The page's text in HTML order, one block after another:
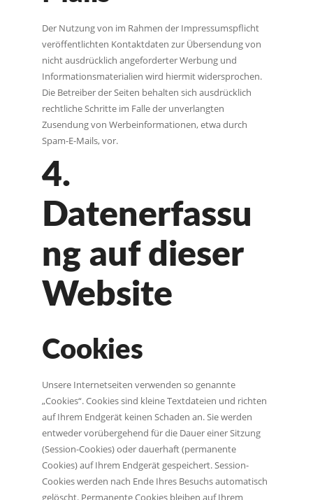
Der Nutzung von im Rahmen der Impressumspflicht
veröffentlichten Kontaktdaten zur Übersendung von
nicht ausdrücklich angeforderter Werbung und
Informationsmaterialien wird hiermit widersprochen.
Die Betreiber der Seiten behalten sich ausdrücklich
rechtliche Schritte im Falle der unverlangten
Zusendung von Werbeinformationen, etwa durch
Spam-E-Mails, vor.
4.
Datenerfassu
ng auf dieser
Website
Cookies
Unsere Internetseiten verwenden so genannte
„Cookies“. Cookies sind kleine Textdateien und richten
auf Ihrem Endgerät keinen Schaden an. Sie werden
entweder vorübergehend für die Dauer einer Sitzung
(Session-Cookies) oder dauerhaft (permanente
Cookies) auf Ihrem Endgerät gespeichert. Session-
Cookies werden nach Ende Ihres Besuchs automatisch
gelöscht. Permanente Cookies bleiben auf Ihrem